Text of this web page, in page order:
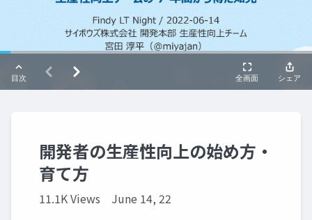
開発者の生産性向上の始め方・
育て方
11.1K Views June 14, 22